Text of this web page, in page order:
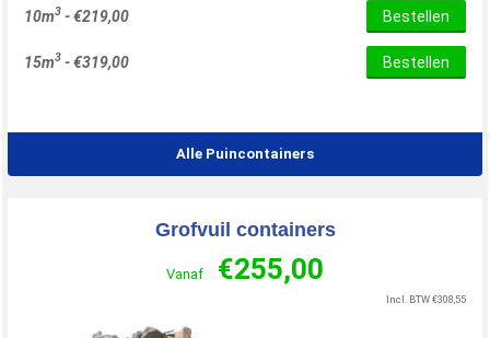
10m3 -€219,00 Bestellen
15m3 -€319,00 Bestellen
Alle Puincontainers
Grofvuil containers
Vanaf €255,00
Incl. BTW €308,55